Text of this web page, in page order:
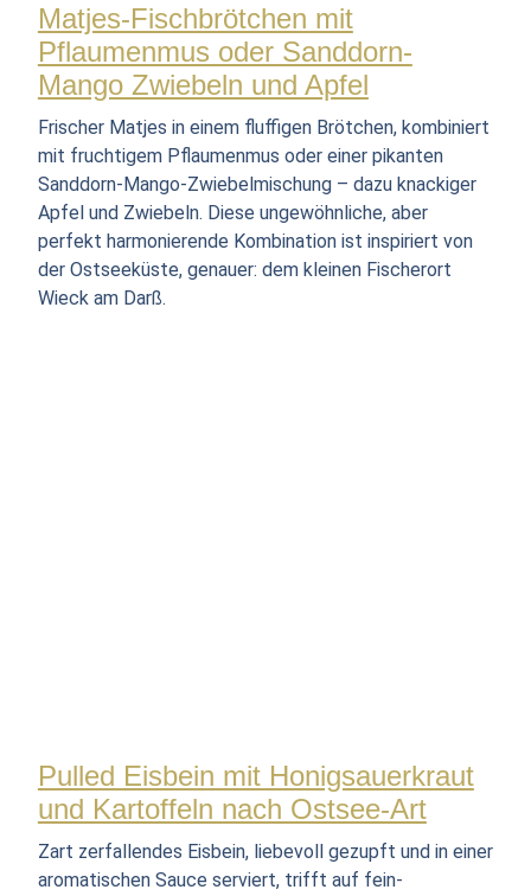
Matjes-Fischbrötchen mit
Pflaumenmus oder Sanddorn-
Mango Zwiebeln und Apfel
Frischer Matjes in einem fluffigen Brötchen, kombiniert
mit fruchtigem Pflaumenmus oder einer pikanten
Sanddorn-Mango-Zwiebelmischung – dazu knackiger
Apfel und Zwiebeln. Diese ungewöhnliche, aber
perfekt harmonierende Kombination ist inspiriert von
der Ostseeküste, genauer: dem kleinen Fischerort
Wieck am Darß.
Pulled Eisbein mit Honigsauerkraut
und Kartoffeln nach Ostsee-Art
Zart zerfallendes Eisbein, liebevoll gezupft und in einer
aromatischen Sauce serviert, trifft auf fein-